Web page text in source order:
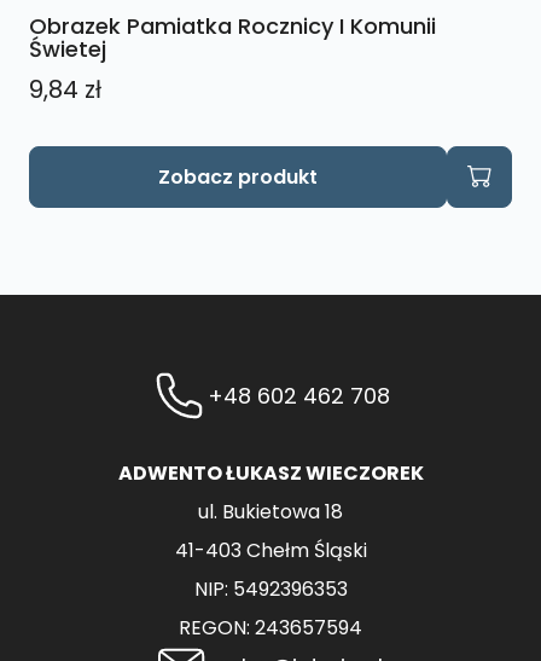
Obrazek Pamiatka Rocznicy I Komunii
Świetej
9,84 zł
Zobacz produkt
+48 602 462 708
ADWENTO ŁUKASZ WIECZOREK
ul. Bukietowa 18
41-403 Chełm Śląski
NIP: 5492396353
REGON: 243657594